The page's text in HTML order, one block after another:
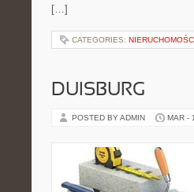
[…]
CATEGORIES:
DUISBURG
POSTED BY ADMIN MAR -